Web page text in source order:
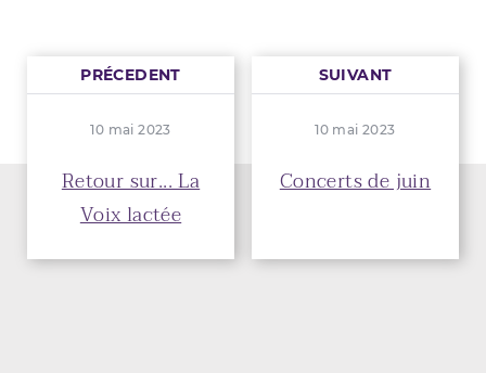
PRÉCEDENT
10 mai 2023
Retour sur... La
Voix lactée
SUIVANT
10 mai 2023
Concerts de juin